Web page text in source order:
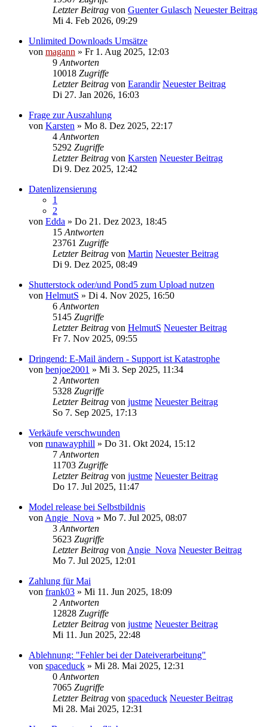
Letzter Beitrag von Guenter Gulasch Neuester Beitrag
Mi 4. Feb 2026, 09:29
Unlimited Downloads Umsätze
von magann » Fr 1. Aug 2025, 12:03
9 Antworten
10018 Zugriffe
Letzter Beitrag von Earandir Neuester Beitrag
Di 27. Jan 2026, 16:03
Frage zur Auszahlung
von Karsten » Mo 8. Dez 2025, 22:17
4 Antworten
5292 Zugriffe
Letzter Beitrag von Karsten Neuester Beitrag
Di 9. Dez 2025, 12:42
Datenlizensierung
1
2
von Edda » Do 21. Dez 2023, 18:45
15 Antworten
23761 Zugriffe
Letzter Beitrag von Martin Neuester Beitrag
Di 9. Dez 2025, 08:49
Shutterstock oder/und Pond5 zum Upload nutzen
von HelmutS » Di 4. Nov 2025, 16:50
6 Antworten
5145 Zugriffe
Letzter Beitrag von HelmutS Neuester Beitrag
Fr 7. Nov 2025, 09:55
Dringend: E-Mail ändern - Support ist Katastrophe
von benjoe2001 » Mi 3. Sep 2025, 11:34
2 Antworten
5328 Zugriffe
Letzter Beitrag von justme Neuester Beitrag
So 7. Sep 2025, 17:13
Verkäufe verschwunden
von runawayphill » Do 31. Okt 2024, 15:12
7 Antworten
11703 Zugriffe
Letzter Beitrag von justme Neuester Beitrag
Do 17. Jul 2025, 11:47
Model release bei Selbstbildnis
von Angie_Nova » Mo 7. Jul 2025, 08:07
3 Antworten
5623 Zugriffe
Letzter Beitrag von Angie_Nova Neuester Beitrag
Mo 7. Jul 2025, 12:01
Zahlung für Mai
von frank03 » Mi 11. Jun 2025, 18:09
2 Antworten
12828 Zugriffe
Letzter Beitrag von justme Neuester Beitrag
Mi 11. Jun 2025, 22:48
Ablehnung: "Fehler bei der Dateiverarbeitung"
von spaceduck » Mi 28. Mai 2025, 12:31
0 Antworten
7065 Zugriffe
Letzter Beitrag von spaceduck Neuester Beitrag
Mi 28. Mai 2025, 12:31